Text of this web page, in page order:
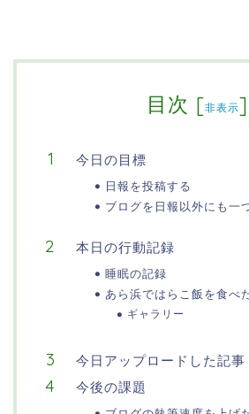
目次 [非表示]
今日の目標
日報を投稿する
ブログを日報以外にも一
本日の行動記録
睡眠の記録
あら浜ではらこ飯を食べ
ギャラリー
今日アップロードした記事
今後の課題